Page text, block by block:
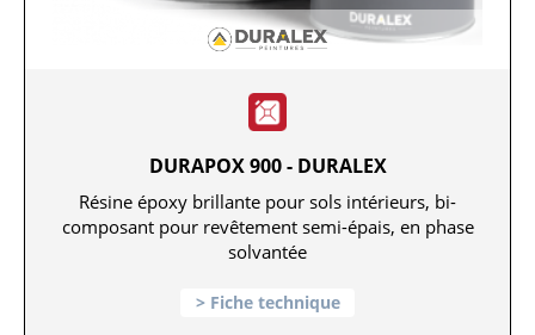
DURAPOX 900 - DURALEX
Résine époxy brillante pour sols intérieurs, bi-
composant pour revêtement semi-épais, en phase
solvantée
Fiche technique